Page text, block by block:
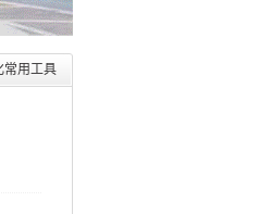
常用工具